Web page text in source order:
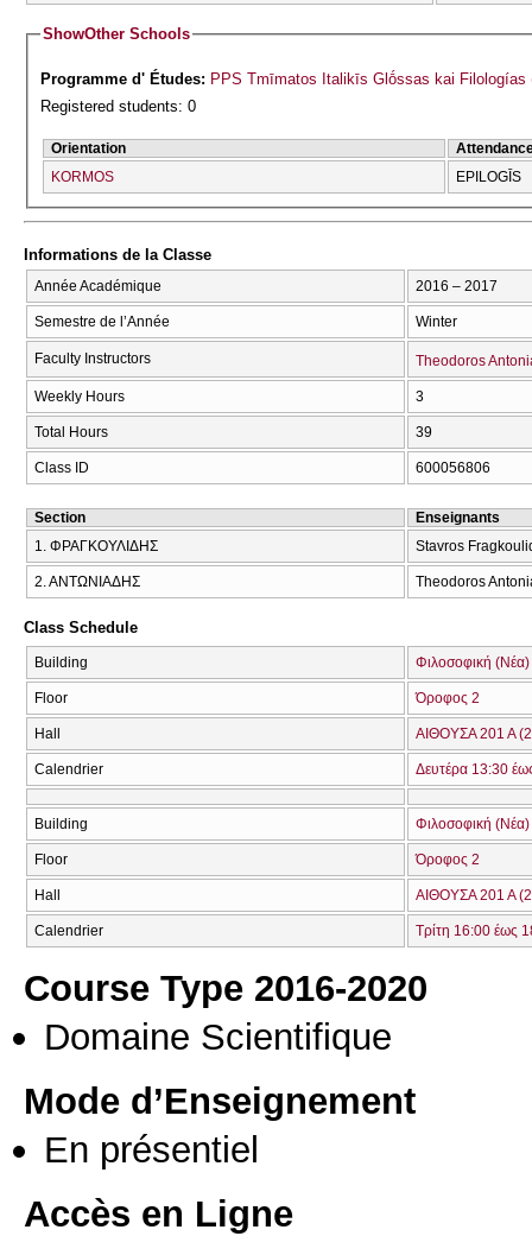
ShowOther Schools
Programme d' Études: PPS Tmīmatos Italikīs Glṓssas kai Filologías
Registered students: 0
Orientation
KORMOS
EPILOGĪS
Informations de la Classe
Année Académique 2016 – 2017
Semestre de l’Année Winter
Faculty Instructors Theodoros
Weekly Hours 3
Total Hours 39
Class ID 600056806
Section
Enseignants
1. ΦΡΑΓΚΟΥΛΙΔΗΣ
Stavros
2. ΑΝΤΩΝΙΑΔΗΣ Theodoros
Class Schedule
Building Φιλοσοφική (Νέα)
Floor Όροφος 2
Hall ΑΙΘΟΥΣΑ 201 Α
Calendrier Δευτέρα 13:30
Building Φιλοσοφική (Νέα)
Floor Όροφος 2
Hall ΑΙΘΟΥΣΑ 201 Α
Calendrier Τρίτη 16:00 έως
Course Type 2016-2020
Domaine Scientifique
Mode d’Enseignement
En présentiel
Accès en Ligne